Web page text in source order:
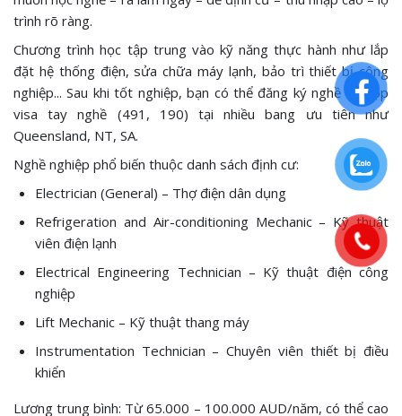
trình rõ ràng.
Chương trình học tập trung vào kỹ năng thực hành như lắp
đặt hệ thống điện, sửa chữa máy lạnh, bảo trì thiết bị công
nghiệp... Sau khi tốt nghiệp, bạn có thể đăng ký nghề và nộp
visa tay nghề (491, 190) tại nhiều bang ưu tiên như
Queensland, NT, SA.
Nghề nghiệp phổ biến thuộc danh sách định cư:
Electrician (General) – Thợ điện dân dụng
Refrigeration and Air-conditioning Mechanic – Kỹ thuật
viên điện lạnh
Electrical Engineering Technician – Kỹ thuật điện công
nghiệp
Lift Mechanic – Kỹ thuật thang máy
Instrumentation Technician – Chuyên viên thiết bị điều
khiển
Lương trung bình: Từ 65.000 – 100.000 AUD/năm, có thể cao